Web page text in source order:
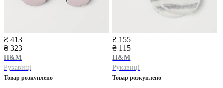
₴ 413
₴ 323
H&M
Рукавиці
Товар розкуплено
₴ 155
₴ 115
H&M
Рукавиці
Товар розкуплено